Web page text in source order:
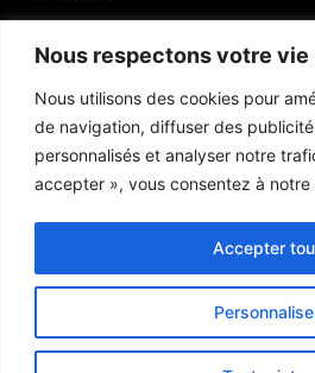
Nous respectons votre vie
Nous utilisons des cookies pour
de navigation, diffuser des
personnalisés et analyser notre
accepter », vous consentez à
Accepter
Téléphone :(+221) 70 330 86 87‬
WhatsApp : (+33) 6 52 17 85 46
E-mail :
E-mail :
Nous écrire Qui sommes-